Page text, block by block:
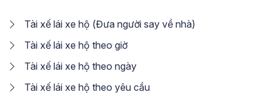
Tài xế lái xe hộ (Đưa người say về nhà)
Tài xế lái xe hộ theo giờ
Tài xế lái xe hộ theo ngày
Tài xế lái xe hộ theo yêu cầu